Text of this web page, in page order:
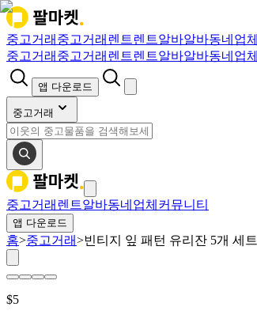
중고거래 중고거래 렌트렌트알바알바동네업체
중고거래 중고거래 렌트렌트알바알바동네업체
앱 다운로드
중고거래
중고거래 렌트알바동네업체 커뮤니티
앱 다운로드
홈>중고거래>빈티지 잎 패턴 유리잔 5개 세트
$5